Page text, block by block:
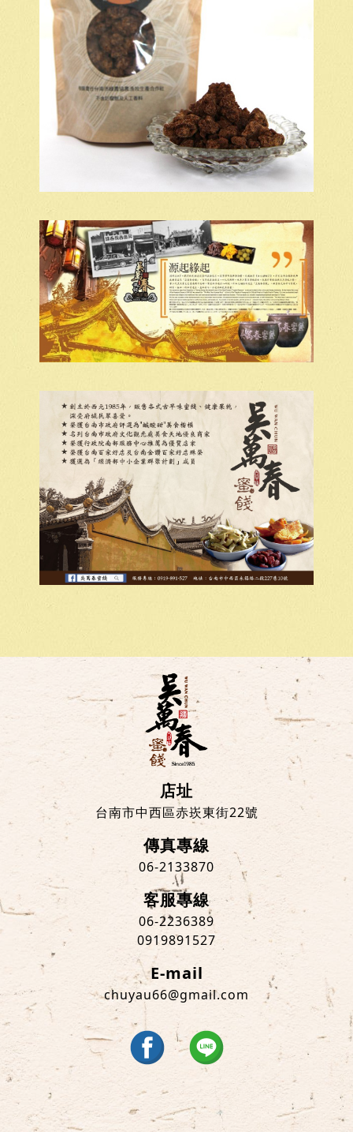
店址
台南市中西區赤崁東街22號
傳真專線
06-2133870
客服專線
06-2236389
0919891527
E-mail
chuyau66@gmail.com